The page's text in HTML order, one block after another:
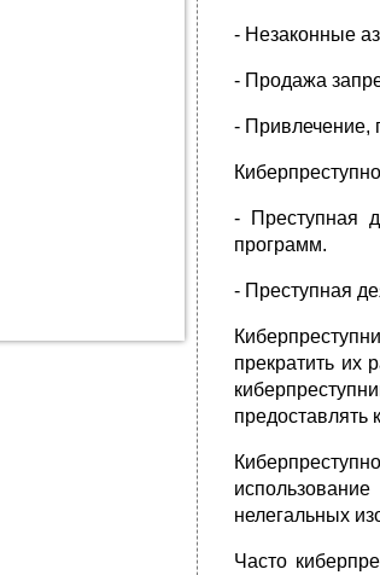
- Незаконные
- Продажа
- Привлечение,
- Преступная
программ.
- Преступная
прекратить их
предоставлять
нелегальных
Часто